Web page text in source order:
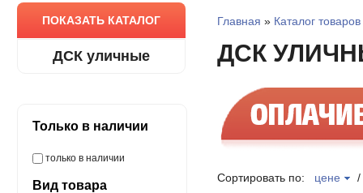
ПОКАЗАТЬ КАТАЛОГ
ДСК уличные
Только в наличии
только в наличии
Вид товара
Главная » Каталог товаров
ДСК
Сортировать по: цене